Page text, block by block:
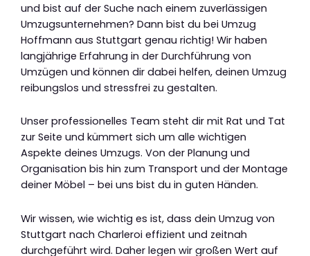
und bist auf der Suche nach einem zuverlässigen
Umzugsunternehmen? Dann bist du bei Umzug
Hoffmann aus Stuttgart genau richtig! Wir haben
langjährige Erfahrung in der Durchführung von
Umzügen und können dir dabei helfen, deinen Umzug
reibungslos und stressfrei zu gestalten.
Unser professionelles Team steht dir mit Rat und Tat
zur Seite und kümmert sich um alle wichtigen
Aspekte deines Umzugs. Von der Planung und
Organisation bis hin zum Transport und der Montage
deiner Möbel – bei uns bist du in guten Händen.
Wir wissen, wie wichtig es ist, dass dein Umzug von
Stuttgart nach Charleroi effizient und zeitnah
durchgeführt wird. Daher legen wir großen Wert auf